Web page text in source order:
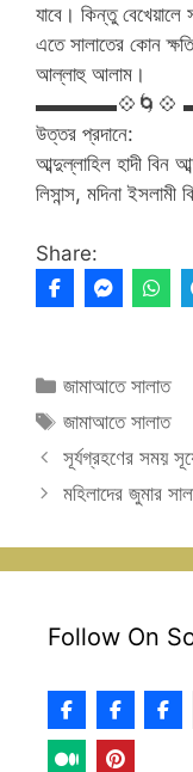
যাবে। কিন্তু
এতে সালাতের কোন
আল্লাহু আলাম।
উত্তর প্রদানে:
আব্দুল্লাহিল হাদী বিন
লিসান্স, মদিনা
Share:
Categories
জামাআতে সালাত
Tags
জামাআতে সালাত
সূর্যগ্রহণের সময়
মহিলাদের জুমার
Follow On